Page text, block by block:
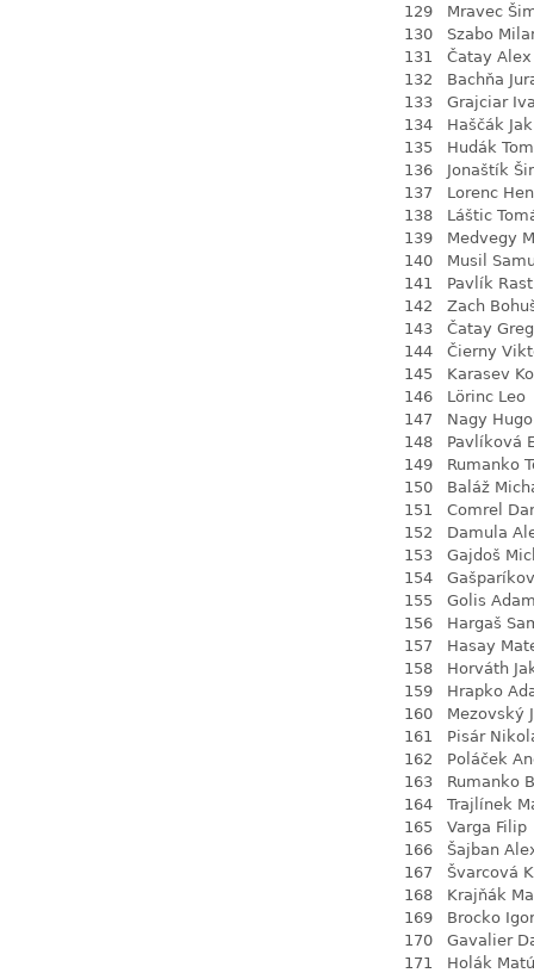
129
Mravec
130
Szabo
131
Čatay Alex
132
Bachňa
133
Grajciar
134
Haščák
135
Hudák
136
Jonaštík
137
Lorenc
138
Láštic
139
Medvegy
140
Musil
141
Pavlík
142
Zach
143
Čatay
144
Čierny
145
Karasev
146
Lörinc Leo
147
Nagy Hugo
148
Pavlíková
149
Rumanko
150
Baláž
151
Comrel
152
Damula
153
Gajdoš
154
155
Golis
156
Hargaš
157
Hasay
158
Horváth
159
Hrapko
160
Mezovský
161
Pisár
162
Poláček
163
Rumanko
164
Trajlínek
165
Varga Filip
166
Šajban
167
Švarcová
168
Krajňák
169
Brocko Igor
170
Gavalier
171
Holák